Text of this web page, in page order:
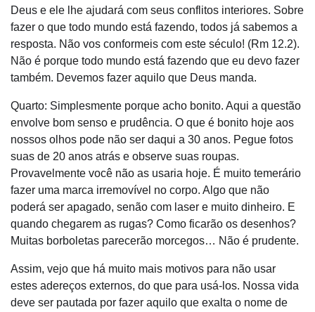
Deus e ele lhe ajudará com seus conflitos interiores. Sobre
fazer o que todo mundo está fazendo, todos já sabemos a
resposta. Não vos conformeis com este século! (Rm 12.2).
Não é porque todo mundo está fazendo que eu devo fazer
também. Devemos fazer aquilo que Deus manda.
Quarto: Simplesmente porque acho bonito. Aqui a questão
envolve bom senso e prudência. O que é bonito hoje aos
nossos olhos pode não ser daqui a 30 anos. Pegue fotos
suas de 20 anos atrás e observe suas roupas.
Provavelmente você não as usaria hoje. É muito temerário
fazer uma marca irremovível no corpo. Algo que não
poderá ser apagado, senão com laser e muito dinheiro. E
quando chegarem as rugas? Como ficarão os desenhos?
Muitas borboletas parecerão morcegos… Não é prudente.
Assim, vejo que há muito mais motivos para não usar
estes adereços externos, do que para usá-los. Nossa vida
deve ser pautada por fazer aquilo que exalta o nome de